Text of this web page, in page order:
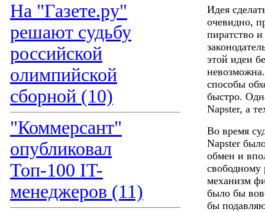
На "Газете.ру"
решают судьбу
российской
олимпийской
сборной (10)
"Коммерсант"
опубликовал
Топ-100 IT-
менеджеров (11)
Идея
очевидно,
пиратство
этой идеи
способы
быстро.
Napster, а
Во время
Napster
обмен и
механизм
было бы
бы